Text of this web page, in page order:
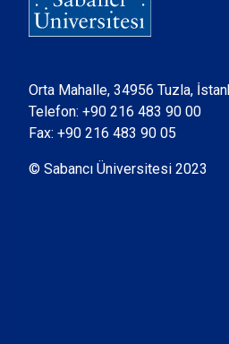
Orta Mahalle, 34956 Tuzla,
Telefon: +90 216 483 90 00
Fax: +90 216 483 90 05
© Sabancı Üniversitesi 2023